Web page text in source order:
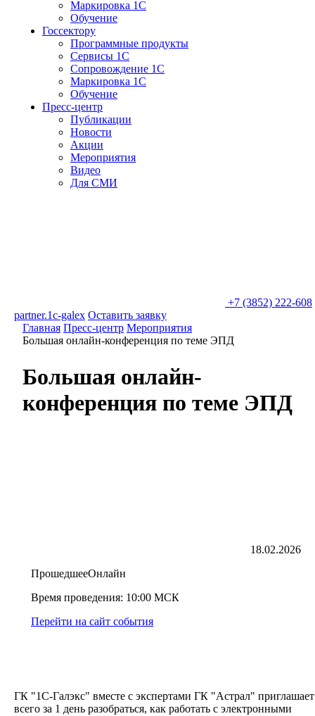
Маркировка 1С
Обучение
Госсектору
Программные продукты
Сервисы 1С
Сопровождение 1С
Маркировка 1С
Обучение
Пресс-центр
Публикации
Новости
Акции
Мероприятия
Видео
Для СМИ
+7 (3852) 222-608
partner.1c-galex Оставить заявку
Главная Пресс-центр Мероприятия
Большая онлайн-конференция по теме ЭПД
Большая онлайн-
конференция по теме ЭПД
ГК "1С-Галэкс" вместе с экспертами ГК "Астрал" приглашает
всего за 1 день разобраться, как работать с электронными
18.02.2026
ПрошедшееОнлайн
Время проведения: 10:00 МСК
Перейти на сайт события